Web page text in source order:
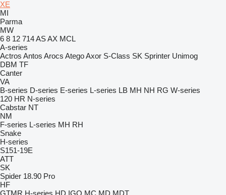
XE
MI
Parma
MW
6 8 12 714ASAX MCL
A-series
Actros Antos Arocs AtegoAxor S-Class SK Sprinter Unimog
DBM TF
Canter
VA
B-series D-series E-series L-series LB MH NH RG W-series
120 HR N-series
Cabstar NT
NM
F-series L-series MH RH
Snake
H-series
S151-19E
ATT
SK
Spider 18.90 Pro
HF
GTMR H-series HD IGO MC MD MDT